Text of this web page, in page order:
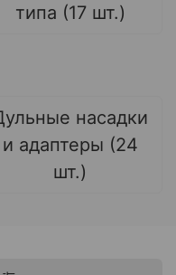
типа (17 шт.)
насадки
и адаптеры (24
шт.)